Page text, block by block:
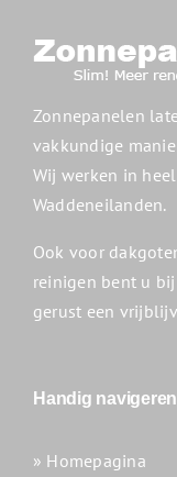
Zonnepanelen
vakkundige
Wij werken in
Waddeneilanden.
Ook voor
reinigen bent u bij
gerust een
Handig
» Homepagina